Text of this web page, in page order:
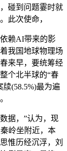
碰到问题霎时就
此次使命，
赖AI带来的影
我国地球物理场
来早，要统筹经
个北半球的“春
(58.5%)最为遍
据，”认为，现
岭坐附近，本
惟历经沉浮，刘